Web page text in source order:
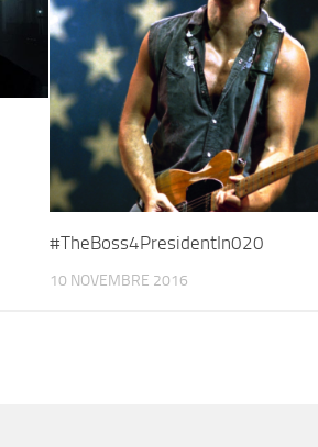
#TheBoss4PresidentIn020
10 NOVEMBRE 2016